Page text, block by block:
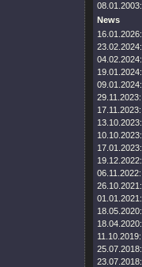
08.01.2003:
News
16.01.2026:
23.02.2024:
04.02.2024:
19.01.2024:
09.01.2024:
29.11.2023:
17.11.2023:
13.10.2023:
10.10.2023:
17.01.2023:
19.12.2022:
06.11.2022:
26.10.2021:
01.01.2021:
18.05.2020:
18.04.2020:
11.10.2019:
25.07.2018:
23.07.2018: